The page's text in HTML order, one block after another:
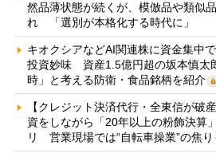
然品薄状態が続くが、模倣品や類似
れ 「選別が本格化する時代に」
キオクシアなどAI関連株に資金集中
投資妙味 資産1.5億円超の坂本慎太
時」と考える防衛・食品銘柄を紹介
【クレジット決済代行・全東信が破
資をしながら「20年以上の粉飾決算
リ 営業現場では“自転車操業”の焦